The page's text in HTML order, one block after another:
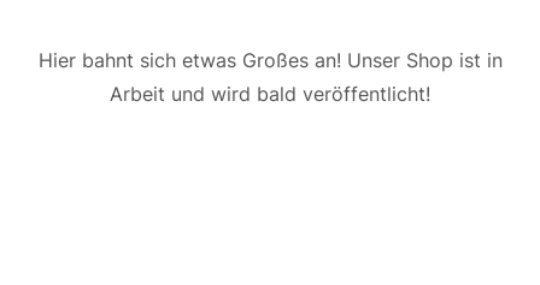
Hier bahnt sich etwas Großes an! Unser Shop ist in
Arbeit und wird bald veröffentlicht!